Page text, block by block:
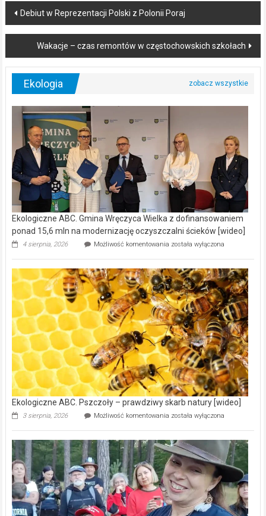
Post
navigation
Debiut w Reprezentacji Polski z Polonii Poraj
Wakacje – czas remontów w częstochowskich szkołach
Ekologia
Ekologiczne ABC. Gmina Wręczyca Wielka z dofinansowaniem
ponad 15,6 mln na modernizację oczyszczalni ścieków [wideo]
4 sierpnia, 2026 Możliwość komentowania Ekologiczne
Wręczyca
Wielka
z
dofinansowaniem
ponad
15,6
mln
na
modernizację
oczyszczalni
ścieków
[wideo]
została wyłączona
Ekologiczne ABC. Pszczoły – prawdziwy skarb natury [wideo]
3 sierpnia, 2026 Możliwość komentowania Ekologiczne
–
prawdziwy
skarb
natury
[wideo]
została wyłączona